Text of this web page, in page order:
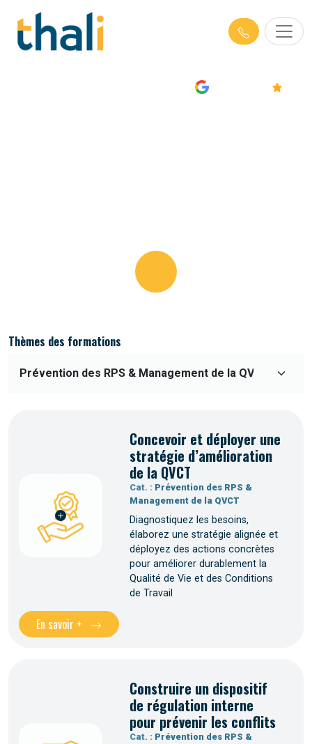
Thèmes des formations
Concevoir et déployer une
stratégie d’amélioration
de la QVCT
Cat. : Prévention des RPS &
Management de la QVCT
Diagnostiquez les besoins,
élaborez une stratégie alignée et
déployez des actions concrètes
pour améliorer durablement la
Qualité de Vie et des Conditions
de Travail
En savoir +
Construire un dispositif
de régulation interne
pour prévenir les conflits
Cat. : Prévention des RPS &